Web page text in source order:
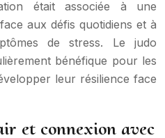
était associée à une
aux défis quotidiens et à
de stress. Le judo
bénéfique pour les
leur résilience face
et connexion avec